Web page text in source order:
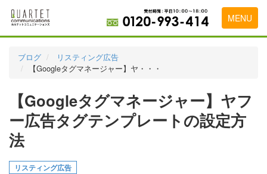
MENU
料金表
実績・お客様の声
初めて導入をお考えの方
代理店の乗り換えをお考えの方
広告代理店・HP制作会社様へ
ブログ
リスティング広告
【Googleタグマネージャー】ヤ・・・
【Googleタグマネージャー】ヤフ
ー広告タグテンプレートの設定方
法
リスティング広告